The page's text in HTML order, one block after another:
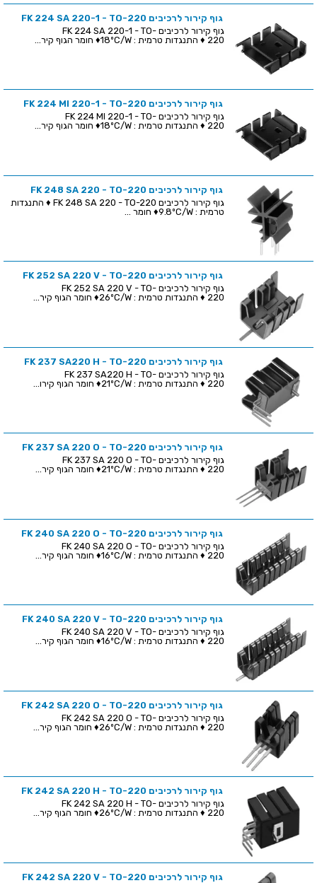
גוף קירור לרכיבים FK 224 SA 220-1 - TO-220
גוף קירור לרכיבים FK 224 SA 220-1 - TO-
220 ♦ התנגדות טרמית : 18ºC/W♦ חומר הגוף קיר...
גוף קירור לרכיבים FK 224 MI 220-1 - TO-220
גוף קירור לרכיבים FK 224 MI 220-1 - TO-
220 ♦ התנגדות טרמית : 18ºC/W♦ חומר הגוף קיר...
גוף קירור לרכיבים FK 248 SA 220 - TO-220
גוף קירור לרכיבים FK 248 SA 220 - TO-220 ♦ התנגדות
טרמית : 9.8ºC/W♦ חומר ...
גוף קירור לרכיבים FK 252 SA 220 V - TO-220
גוף קירור לרכיבים FK 252 SA 220 V - TO-
220 ♦ התנגדות טרמית : 26ºC/W♦ חומר הגוף קיר...
גוף קירור לרכיבים FK 237 SA220 H - TO-220
גוף קירור לרכיבים FK 237 SA220 H - TO-
220 ♦ התנגדות טרמית : 21ºC/W♦ חומר הגוף קירו...
גוף קירור לרכיבים FK 237 SA 220 O - TO-220
גוף קירור לרכיבים FK 237 SA 220 O - TO-
220 ♦ התנגדות טרמית : 21ºC/W♦ חומר הגוף קיר...
גוף קירור לרכיבים FK 240 SA 220 O - TO-220
גוף קירור לרכיבים FK 240 SA 220 O - TO-
220 ♦ התנגדות טרמית : 16ºC/W♦ חומר הגוף קיר...
גוף קירור לרכיבים FK 240 SA 220 V - TO-220
גוף קירור לרכיבים FK 240 SA 220 V - TO-
220 ♦ התנגדות טרמית : 16ºC/W♦ חומר הגוף קיר...
גוף קירור לרכיבים FK 242 SA 220 O - TO-220
גוף קירור לרכיבים FK 242 SA 220 O - TO-
220 ♦ התנגדות טרמית : 26ºC/W♦ חומר הגוף קיר...
גוף קירור לרכיבים FK 242 SA 220 H - TO-220
גוף קירור לרכיבים FK 242 SA 220 H - TO-
220 ♦ התנגדות טרמית : 26ºC/W♦ חומר הגוף קיר...
גוף קירור לרכיבים FK 242 SA 220 V - TO-220